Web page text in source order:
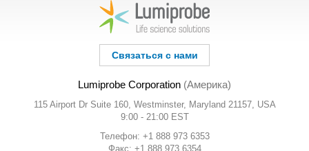
Связаться с нами
Lumiprobe Corporation (Америка)
115 Airport Dr Suite 160, Westminster, Maryland 21157, USA
9:00 - 21:00 EST
Телефон: +1 888 973 6353
Факс: +1 888 973 6354